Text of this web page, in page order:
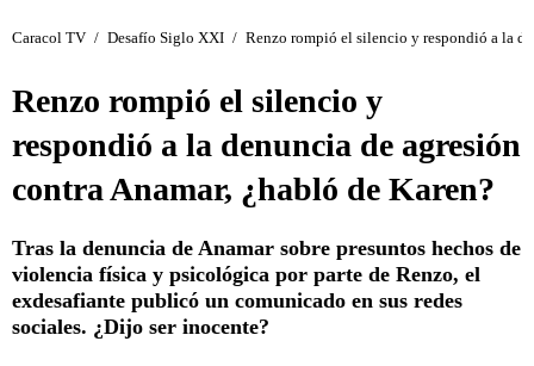
Caracol TV / Desafío Siglo XXI / Renzo rompió el silencio y respondió a la
Renzo rompió el silencio y
respondió a la denuncia de agresión
contra Anamar, ¿habló de Karen?
Tras la denuncia de Anamar sobre presuntos hechos de
violencia física y psicológica por parte de Renzo, el
exdesafiante publicó un comunicado en sus redes
sociales. ¿Dijo ser inocente?